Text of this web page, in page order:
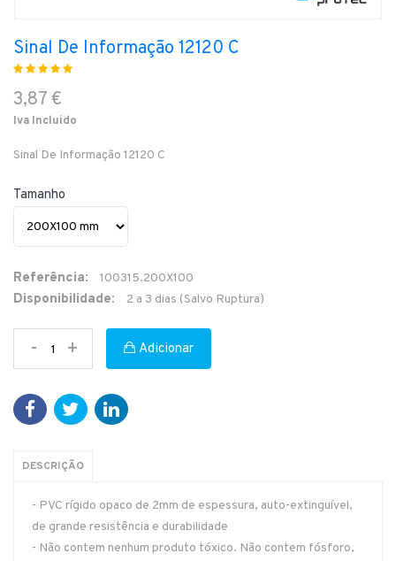
Sinal De Informação 12120 C
3,87 €
Iva Incluido
Sinal De Informação 12120 C
Tamanho
Referência: 100315.200X100
Disponibilidade: 2 a 3 dias (Salvo Ruptura)
- + Adicionar
DESCRIÇÃO
- PVC rígido opaco de 2mm de espessura, auto-extinguível,
de grande resistência e durabilidade
- Não contem nenhum produto tóxico. Não contem fósforo,